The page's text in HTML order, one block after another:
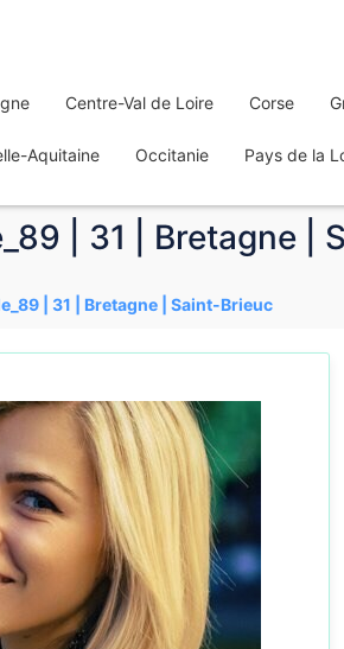
Centre-Val de Loire Corse
Aquitaine Occitanie Pays de la
| 31 | Bretagne |
| 31 | Bretagne | Saint-Brieuc